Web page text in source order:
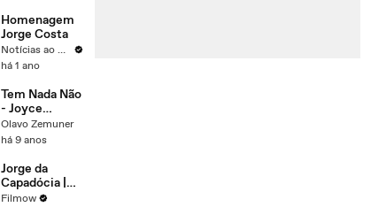
Homenagem
Jorge Costa
Notícias ao Minuto
há 1 ano
Tem Nada Não
- Joyce
Cândido
(Sambabook
(1)
Olavo Zemuner
há 9 anos
Jorge da
Capadócia |
Trailer Oficial
Filmow